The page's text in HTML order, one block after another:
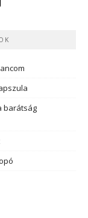
barátság